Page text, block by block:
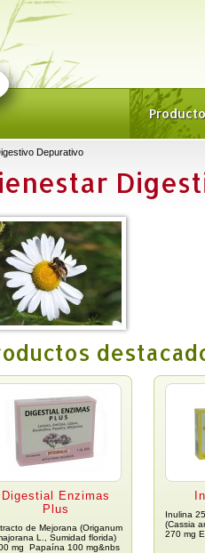
Depurativo
Digestial Enzimas
Plus
de Mejorana (Origanum
L., Sumidad florida)
mg Papaína 100 mg&nbs
Inulina
(Cassia
270 mg